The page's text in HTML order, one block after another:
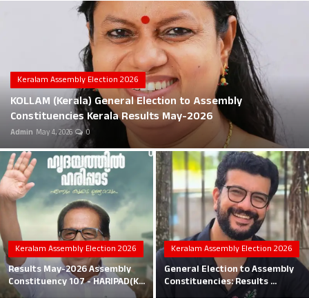
Career
Education
Business
Local News
Earn Money
Tutorials
Malayalam
Keralam Assembly Election 2026
KOLLAM (Kerala) General Election to Assembly
Constituencies Kerala Results May-2026
Admin May 4, 2026 0
Keralam Assembly Election 2026
Results May-2026 Assembly
Constituency 107 - HARIPAD(K...
Keralam Assembly Election 2026
General Election to Assembly
Constituencies: Results ...